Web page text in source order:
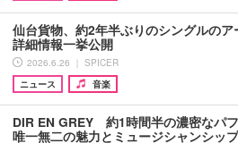
仙台貨物、約2年半ぶりのシングルのア
詳細情報一挙公開
2026.6.26 ｜ SPICER
ニュース
音楽
DIR EN GREY 約1時間半の濃密なパフ
唯一無二の魅力とミュージシャンシッ